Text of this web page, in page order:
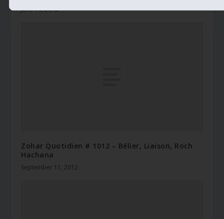
June 19, 2012
Zohar Quotidien # 1012 – Bélier, Liaison, Roch
Hachana
September 11, 2012